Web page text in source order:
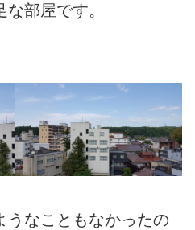
部屋です。
うなこともなかったの